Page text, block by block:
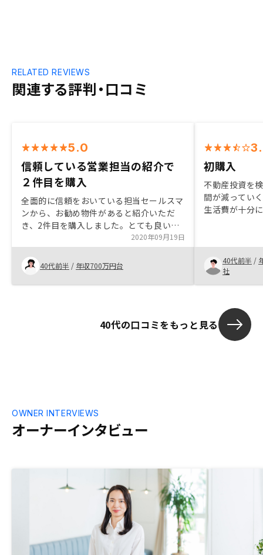
関連する評判・口コミ
RELATED REVIEWS
5.0
信頼している営業担当の紹介で
２件目を購入
全面的に信頼をおいている担当セールスマ
ンから、お勧め物件があると紹介いただ
き、2件目を購入しました。とても良い物
件で満足しています。アプリで一括管理で
きるのが素晴らしいと思います。もう少し
物件価格を抑えていただけると嬉しいで
す。アプリ開発費等ITに力を入れておられ
るためそちらに費用がかかるのは理解して
2020年09月19日
40代前半 / 年収700万円台
初購入
不動産投資を
間が減ってい
生活費が十分
のため何とも
も大事だと思
ても良いので
40代前半 /
社
40代の口コミをもっと見る
オーナーインタビュー
OWNER INTERVIEWS